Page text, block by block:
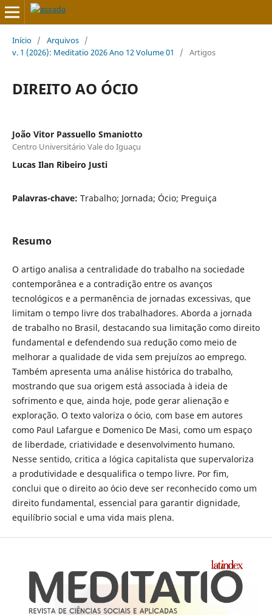
Início / Arquivos /
v. 1 (2026): Meditatio 2026 Ano 12 Volume 01
/ Artigos
DIREITO AO ÓCIO
João Vitor Passuello Smaniotto
Centro Universitário Vale do Iguaçu
Lucas Ilan Ribeiro Justi
Palavras-chave: Trabalho; Jornada; Ócio; Preguiça
Resumo
O artigo analisa a centralidade do trabalho na sociedade
contemporânea e a contradição entre os avanços
tecnológicos e a permanência de jornadas excessivas, que
limitam o tempo livre dos trabalhadores. Aborda a jornada
de trabalho no Brasil, destacando sua limitação como direito
fundamental e defendendo sua redução como meio de
melhorar a qualidade de vida sem prejuízos ao emprego.
Também apresenta uma análise histórica do trabalho,
mostrando que sua origem está associada à ideia de
sofrimento e que, ainda hoje, pode gerar alienação e
exploração. O texto valoriza o ócio, com base em autores
como Paul Lafargue e Domenico De Masi, como um espaço
de liberdade, criatividade e desenvolvimento humano.
Nesse sentido, critica a lógica capitalista que supervaloriza
a produtividade e desqualifica o tempo livre. Por fim,
conclui que o direito ao ócio deve ser reconhecido como um
direito fundamental, essencial para garantir dignidade,
equilíbrio social e uma vida mais plena.